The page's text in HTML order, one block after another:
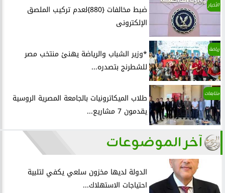
الأخبار
ضبط مخالفات {880}لعدم تركيب الملصق
الإلكترونى
رياضة
*وزير الشباب والرياضة يهنئ منتخب مصر
للشطرنج بتصدره...
متابعات
طلاب الميكاترونيات بالجامعة المصرية الروسية
يقدمون 7 مشاريع...
آخر الموضوعات
الدولة لديها مخزون سلعي يكفي لتلبية
احتياجات الاستهلاك...